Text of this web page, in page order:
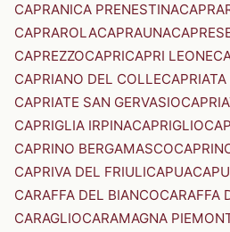
CAPRANICA PRENESTINA
CAPRAROLACAPRAUNA
CAPREZZOCAPRICAPRI LEONE
CAPRIANO DEL COLLE
CAPRIATE SAN GERVASIO
CAPRIGLIA IRPINACAPRIGLIO
CAPRINO BERGAMASCO
CAPRIVA DEL FRIULICAPUA
CARAFFA DEL BIANCOCARAFFA
CARAGLIOCARAMAGNA